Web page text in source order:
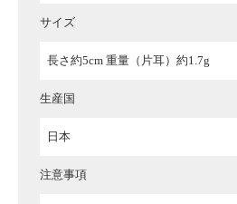
サイズ
長さ約5cm 重量（片耳）約1.7g
生産国
日本
注意事項